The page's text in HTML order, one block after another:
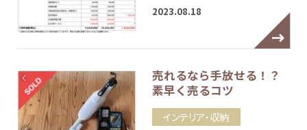
2023.08.18
売れるなら手放せる！？
素早く売るコツ
インテリア・収納